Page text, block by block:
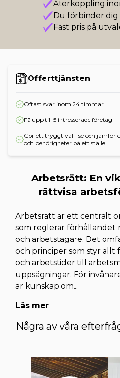
Återkoppling
Du förbinder
Fast pris på
Offerttjänsten
Oftast svar inom 24 timmar
Få upp till 5 intresserade företag
Gör ett tryggt val - se och jämför
och behörigheter på ett ställe
Arbetsrätt: En
rättvisa
Arbetsrätt är ett centralt
som reglerar förhållandet
och arbetstagare. Det
och principer som styr allt
och arbetstider till
uppsägningar. För
är kunskap om...
Läs mer
Några av våra